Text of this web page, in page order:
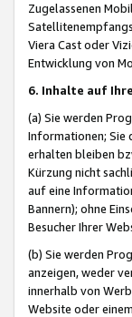
Zugelassenen
Viera Cast oder
Entwicklung von
6. Inhalte auf
(a) Sie werden
Informationen; Sie
erhalten bleiben
Kürzung nicht
auf eine
Bannern); ohne
Besucher Ihrer
(b) Sie werden
anzeigen, weder
innerhalb von
Website oder